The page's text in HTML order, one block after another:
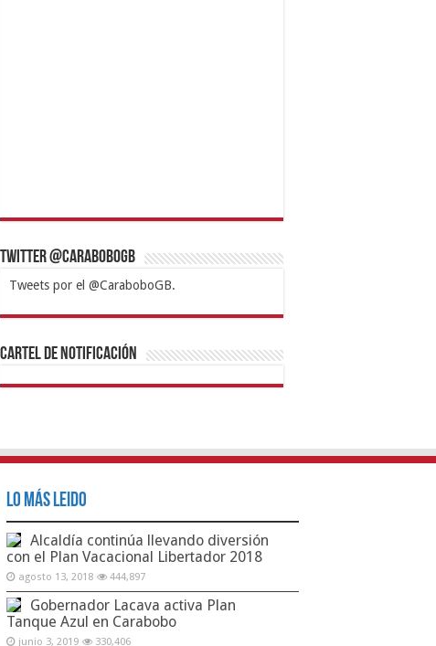
Twitter @CaraboboGB
Tweets por el @CaraboboGB.
1xbetBetturkeyBetistKralbetSupertotobetTipobet
https://mvbcasino.com/
Cartel de Notificación
Lo Más Leido
Alcaldía continúa llevando diversión
con el Plan Vacacional Libertador 2018
agosto 13, 2018 444,897
Gobernador Lacava activa Plan
Tanque Azul en Carabobo
junio 3, 2019 330,406